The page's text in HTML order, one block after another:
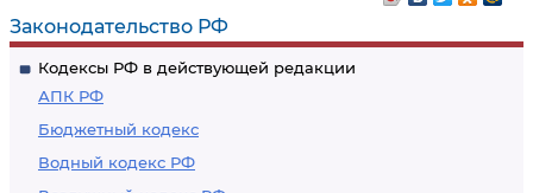
Законодательство РФ
Кодексы РФ в действующей редакции
АПК РФ
Бюджетный кодекс
Водный кодекс РФ
консолидированной
финансовой
отчетности
международной
группы компаний и
финансовой